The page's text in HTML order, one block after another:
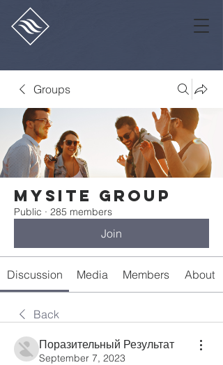
Groups
Mysite Group
Public · 285 members
Join
Discussion Media Members About
Back
Поразительный Результат
September 7, 2023